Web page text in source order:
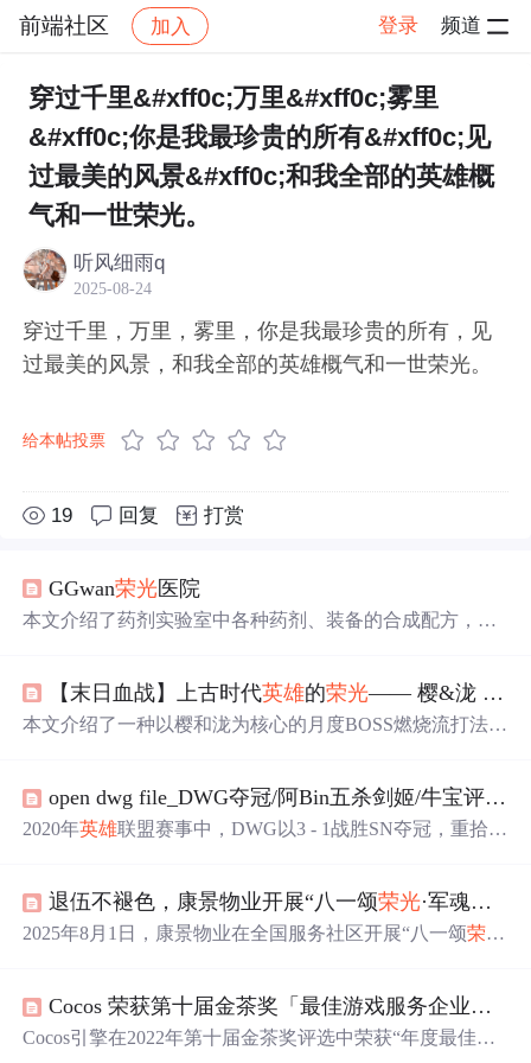
前端社区 加入 登录 频道
社区 前端社区 感慨 帖子详情
穿过千里&#xff0c;万里&#xff0c;雾里
&#xff0c;你是我最珍贵的所有&#xff0c;见
过最美的风景&#xff0c;和我全部的英雄概
气和一世荣光。
听风细雨q
2025-08-24
穿过千里，万里，雾里，你是我最珍贵的所有，见
过最美的风景，和我全部的英雄概气和一世荣光。
给本帖投票
19 回复 打赏
GGwan荣光医院
本文介绍了药剂实验室中各种药剂、装备的合成配方，包
【末日血战】上古时代英雄的荣光—— 樱&泷 平民配置月度BOSS攻略
本文介绍了一种以樱和泷为核心的月度BOSS燃烧流打法，
open dwg file_DWG夺冠/阿Bin五杀剑姬/牛宝评价和阿Bin的对决/微笑：阿Bin身价涨一百万？加个0不过分！...
2020年英雄联盟赛事中，DWG以3 - 1战胜SN夺冠，重拾L
此版本上野辅节奏强，中下双c存在感弱。
退伍不褪色，康景物业开展“八一颂荣光·军魂铸社区”活动
2025年8月1日，康景物业在全国服务社区开展“八一颂荣光
工程等，推动军民融合社区治理模式，为基层治理注入活
力。
Cocos 荣获第十届金茶奖「最佳游戏服务企业」！
Cocos引擎在2022年第十届金茶奖评选中荣获“年度最佳游